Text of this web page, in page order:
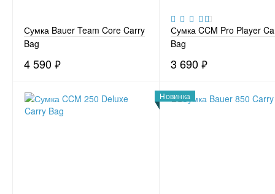
Сумка Bauer Team Core Carry
Bag
4 590₽
Сумка CCM Pro Player
Bag
3 690₽
Новинка